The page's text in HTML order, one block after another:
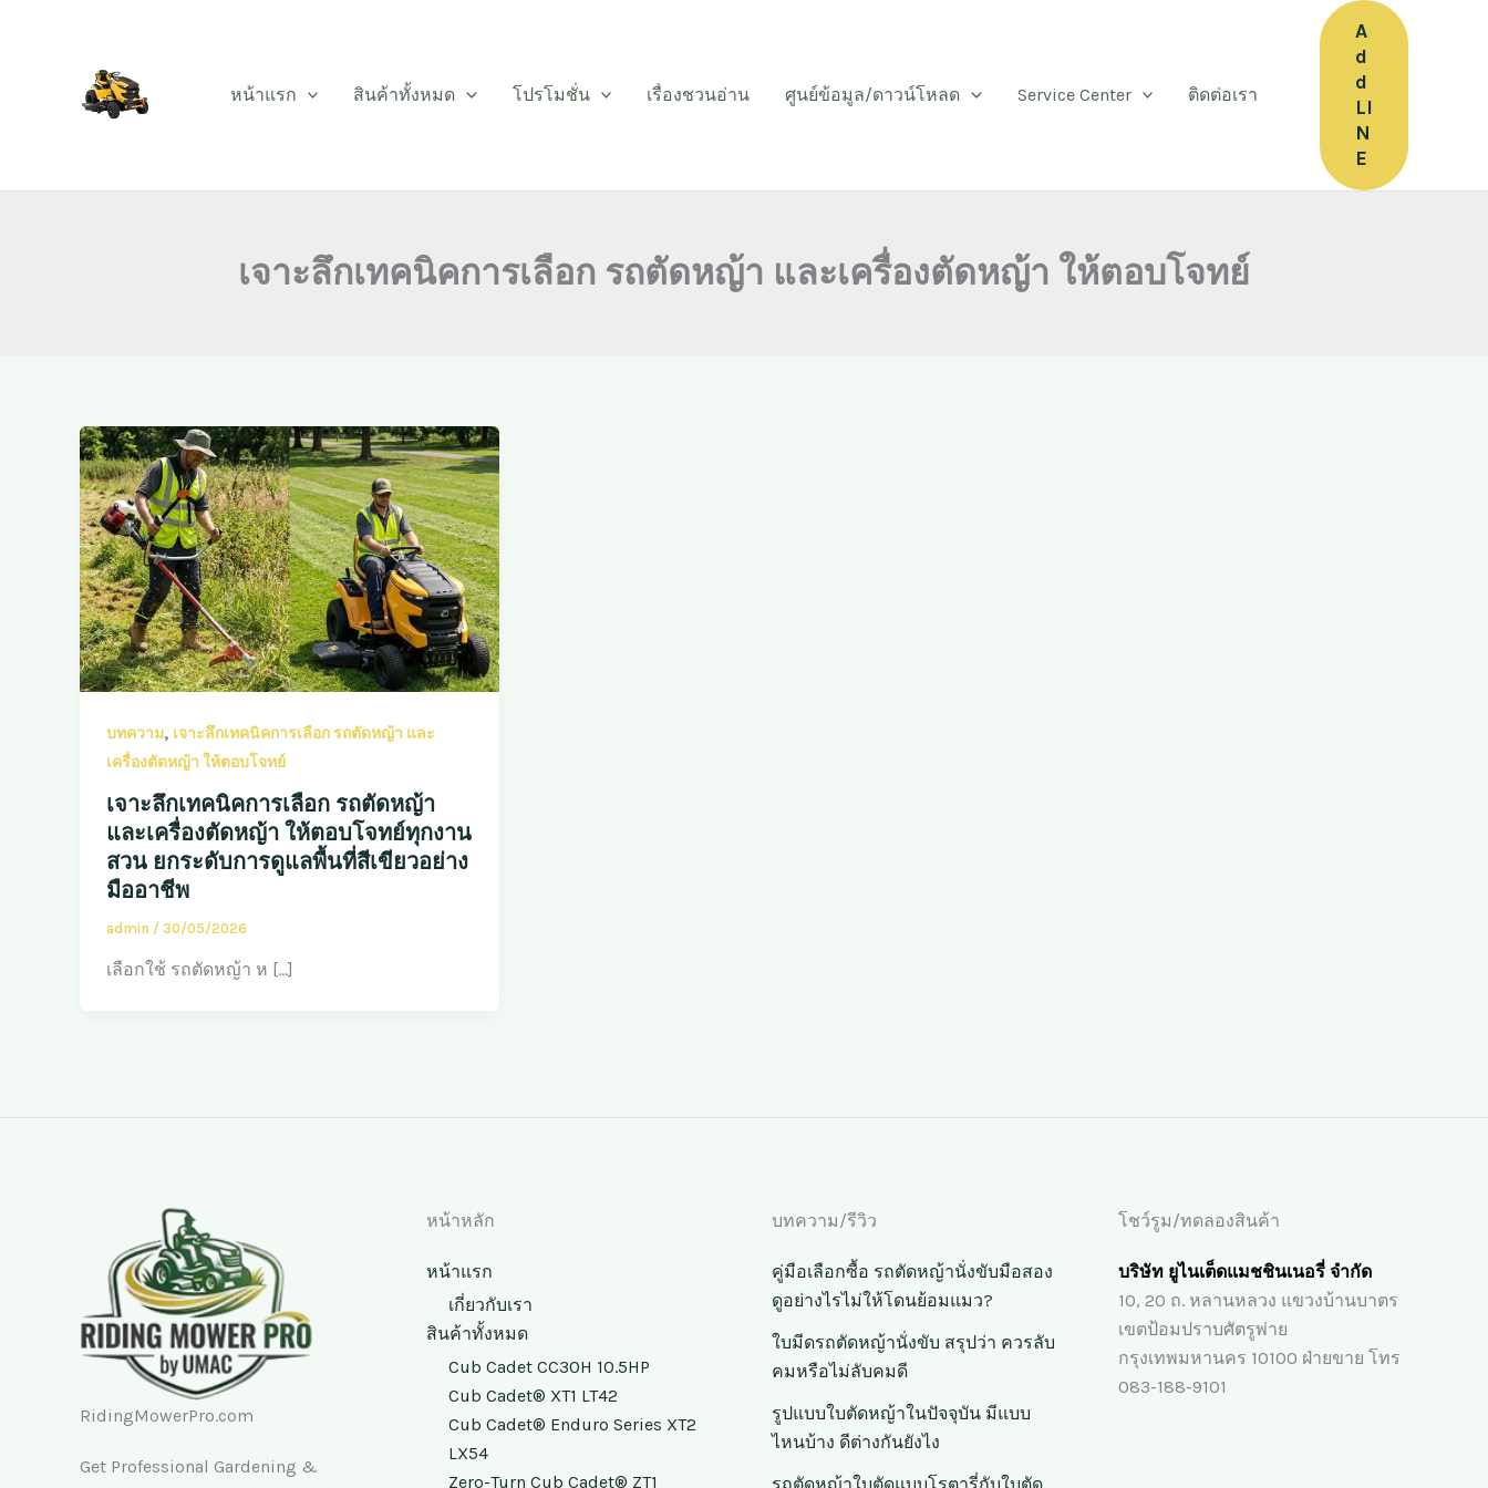
หน้าแรก
สินค้าทั้งหมด โปรโมชั่น เรื่องชวนอ่าน ศูนย์ข้อมูล/ดาวน์โหลด Service Center ติดต่อเรา
A
d
d
LI
N
E
เจาะลึกเทคนิคการเลือก รถตัดหญ้า และเครื่องตัดหญ้า ให้ตอบโจทย์
บทความ, เจาะลึกเทคนิคการเลือก รถตัดหญ้า และ
เครื่องตัดหญ้า ให้ตอบโจทย์
เจาะลึกเทคนิคการเลือก รถตัดหญ้า
และเครื่องตัดหญ้า ให้ตอบโจทย์ทุกงาน
สวน ยกระดับการดูแลพื้นที่สีเขียวอย่าง
มืออาชีพ
admin / 30/05/2026
เลือกใช้ รถตัดหญ้า ห […]
RidingMowerPro.com
Get Professional Gardening &
หน้าหลัก
หน้าแรก
เกี่ยวกับเรา
สินค้าทั้งหมด
Cub Cadet CC30H 10.5HP
Cub Cadet® XT1 LT42
Cub Cadet® Enduro Series XT2
LX54
Zero-Turn Cub Cadet® ZT1
บทความ/รีวิว
คู่มือเลือกซื้อ รถตัดหญ้านั่งขับมือสอง
ดูอย่างไรไม่ให้โดนย้อมแมว?
ใบมีดรถตัดหญ้านั่งขับ สรุปว่า ควรลับ
คมหรือไม่ลับคมดี
รูปแบบใบตัดหญ้าในปัจจุบัน มีแบบ
ไหนบ้าง ดีต่างกันยังไง
โชว์รูม/ทดลองสินค้า
บริษัท ยูไนเต็ดแมชชินเนอรี่ จำกัด
10, 20 ถ. หลานหลวง แขวงบ้านบาตร
เขตป้อมปราบศัตรูพ่าย
กรุงเทพมหานคร 10100 ฝ่ายขาย โทร
083-188-9101